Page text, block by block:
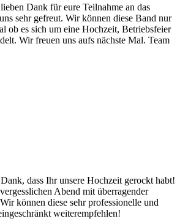
Dank für eure Teilnahme an das
sehr gefreut. Wir können diese Band nur
ob es sich um eine Hochzeit, Betriebsfeier
Wir freuen uns aufs nächste Mal. Team
dass Ihr unsere Hochzeit gerockt habt!
Abend mit überragender
können diese sehr professionelle und
weiterempfehlen!